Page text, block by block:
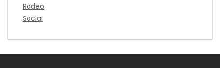
Rodeo
Social